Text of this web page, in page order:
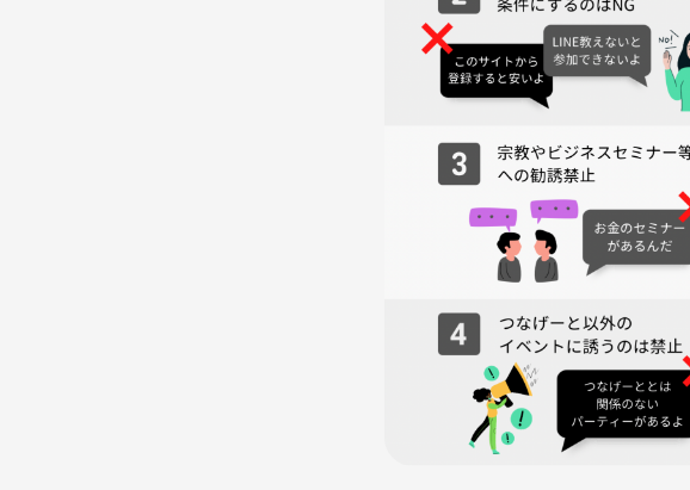
韓国語やK-POPがお好きな方はぜひ語りましょう！
【主催者プロフィール】
出身：北海道伊達市(札幌から車で2〜3時間かかります)
→お笑い芸人のネタを見たり、RPGなどのゲーム実況を見たりします！
K-POPをBGM代わりに流したり、勉強系も見たりします。
・韓国語→現地のスタバで注文できるくらい